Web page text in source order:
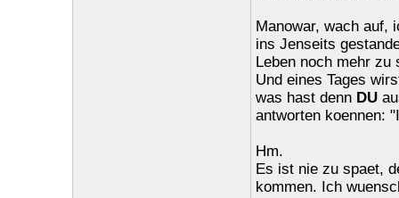
Manowar, wach auf,
ins Jenseits
Leben noch mehr zu
Und eines Tages
was hast denn DU
antworten koennen:
Hm.
Es ist nie zu spaet,
kommen. Ich